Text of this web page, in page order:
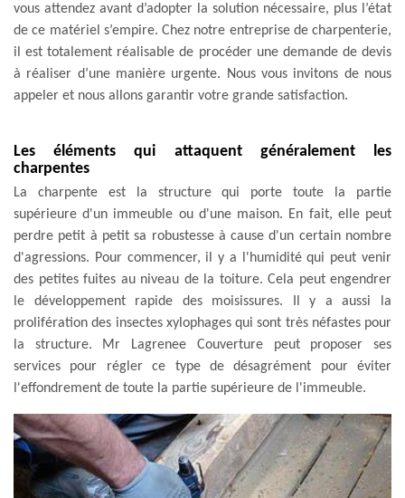
vous attendez avant d’adopter la solution nécessaire, plus l’état
de ce matériel s’empire. Chez notre entreprise de charpenterie,
il est totalement réalisable de procéder une demande de devis
à réaliser d’une manière urgente. Nous vous invitons de nous
appeler et nous allons garantir votre grande satisfaction.
Les éléments qui attaquent généralement les
charpentes
La charpente est la structure qui porte toute la partie
supérieure d'un immeuble ou d'une maison. En fait, elle peut
perdre petit à petit sa robustesse à cause d'un certain nombre
d'agressions. Pour commencer, il y a l'humidité qui peut venir
des petites fuites au niveau de la toiture. Cela peut engendrer
le développement rapide des moisissures. Il y a aussi la
prolifération des insectes xylophages qui sont très néfastes pour
la structure. Mr Lagrenee Couverture peut proposer ses
services pour régler ce type de désagrément pour éviter
l'effondrement de toute la partie supérieure de l'immeuble.